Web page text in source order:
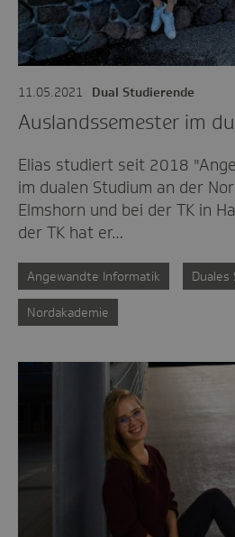
11.05.2021 Dual Studierende
Auslandssemester im
Elias studiert seit 2018
im dualen Studium an der
Elmshorn und bei der TK in
der TK hat er…
Angewandte Informatik Duales
Nordakademie